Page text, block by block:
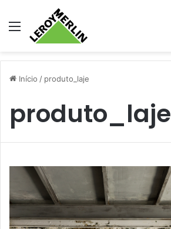
Menu
Início / produto_laje
produto_laje